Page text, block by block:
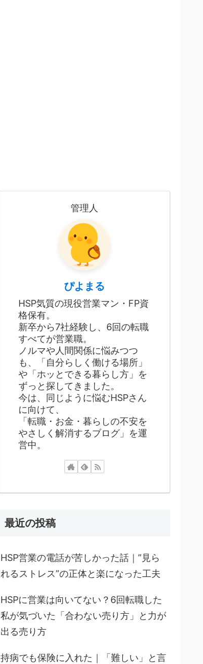
管理人
ぴよまる
HSP気質の現役営業マン・FP資
格保有。
新卒から7社経験し、6回の転職
すべてが営業職。
ノルマや人間関係に悩みつつ
も、「自分らしく働ける場所」
や「ホッとできる暮らし方」を
ずっと探してきました。
今は、同じように悩むHSPさん
に向けて、
「転職・お金・暮らしの不安を
やさしく解消するブログ」を運
営中。
最近の投稿
HSP営業の電話が苦しかった話｜”見ら
れるストレス”の正体と楽になった工夫
HSPに営業は向いてない？6回転職した
私が気づいた「合わない売り方」と力が
出る売り方
持病でも保険に入れた｜「難しい」と言